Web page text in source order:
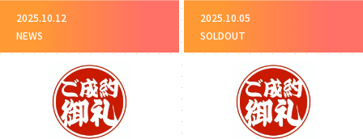
2025.10.12
NEWS
2025.10.05
SOLDOUT